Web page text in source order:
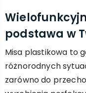
podstawa w
Misa plastikowa to
różnorodnych
zarówno do